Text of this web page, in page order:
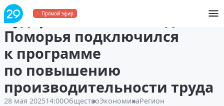
Прямой эфир
Судоремонтный завод
Поморья подключился
к программе
по повышению
производительности труда
28 мая 202514:00ОбществоЭкономикаРегион